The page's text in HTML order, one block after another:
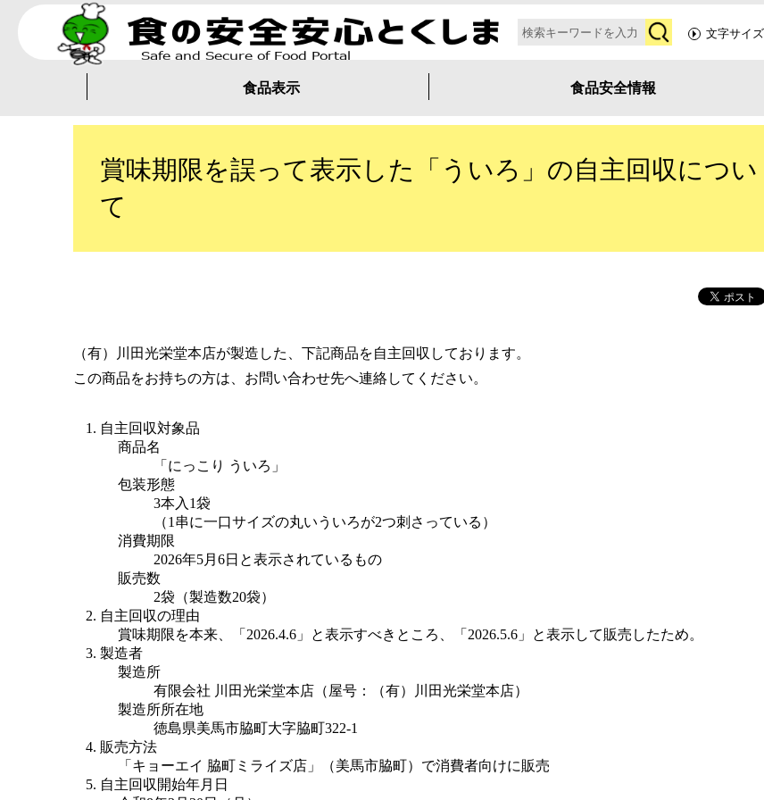
検
索
文字サイズ
食品表示 食品安全情報
賞味期限を誤って表示した「ういろ」の自主回収につい
て
（有）川田光栄堂本店が製造した、下記商品を自主回収しております。
この商品をお持ちの方は、お問い合わせ先へ連絡してください。
自主回収対象品
商品名
「にっこり ういろ」
包装形態
3本入1袋
（1串に一口サイズの丸いういろが2つ刺さっている）
消費期限
2026年5月6日と表示されているもの
販売数
2袋（製造数20袋）
自主回収の理由
賞味期限を本来、「2026.4.6」と表示すべきところ、「2026.5.6」と表示して販売したため。
製造者
製造所
有限会社 川田光栄堂本店（屋号：（有）川田光栄堂本店）
製造所所在地
徳島県美馬市脇町大字脇町322-1
販売方法
「キョーエイ 脇町ミライズ店」（美馬市脇町）で消費者向けに販売
自主回収開始年月日